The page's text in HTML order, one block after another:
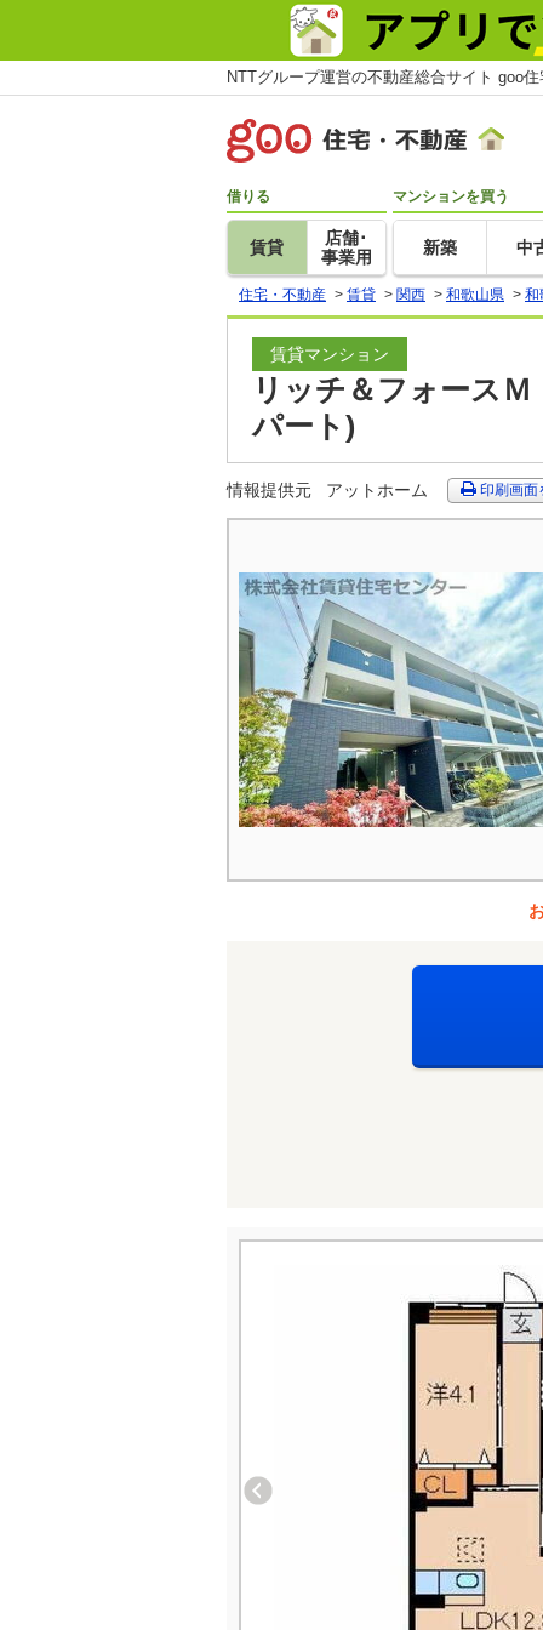
NTTグループ運営の不動産総合サイト goo
借りる
賃貸
店舗･
事業用
マンションを買う
新築 中
住宅・不動産 > 賃貸 > 関西 > 和歌山県 > 和
賃貸マンション
リッチ＆フォース
パート)
情報提供元 アットホーム 印刷画面